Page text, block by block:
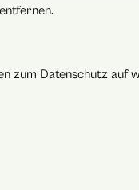
zum Datenschutz auf